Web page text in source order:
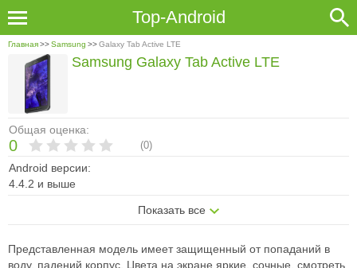
Top-Android
Главная>>Samsung >>Galaxy Tab Active LTE
Общая оценка:
0 (0)
Android версии:
4.4.2 и выше
Показать все
Samsung Galaxy Tab Active LTE
Представленная модель имеет защищенный от попаданий в
воду, падений корпус. Цвета на экране яркие, сочные, смотреть